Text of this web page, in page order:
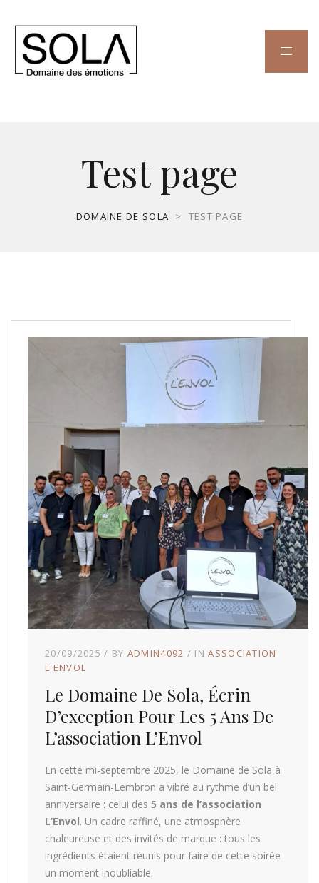
Test page
DOMAINE DE SOLA > TEST PAGE
20/09/2025 BY ADMIN4092 INASSOCIATION
L'ENVOL
Le Domaine De Sola, Écrin
D’exception Pour Les 5 Ans De
L’association L’Envol
En cette mi-septembre 2025, le Domaine de Sola à
Saint-Germain-Lembron a vibré au rythme d’un bel
anniversaire : celui des 5 ans de l’association
L’Envol. Un cadre raffiné, une atmosphère
chaleureuse et des invités de marque : tous les
ingrédients étaient réunis pour faire de cette soirée
un moment inoubliable.